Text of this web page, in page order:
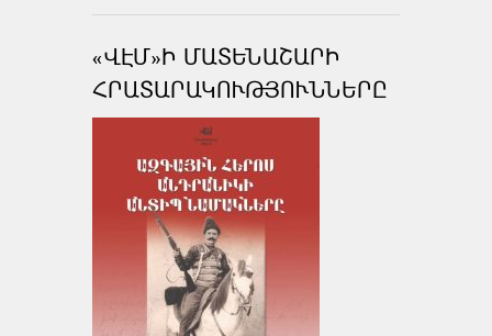
«ՎԷՄ»Ի ՄԱՏԵՆԱՇԱՐԻ
ՀՐԱՏԱՐԱԿՈՒԹՅՈՒՆՆԵՐԸ